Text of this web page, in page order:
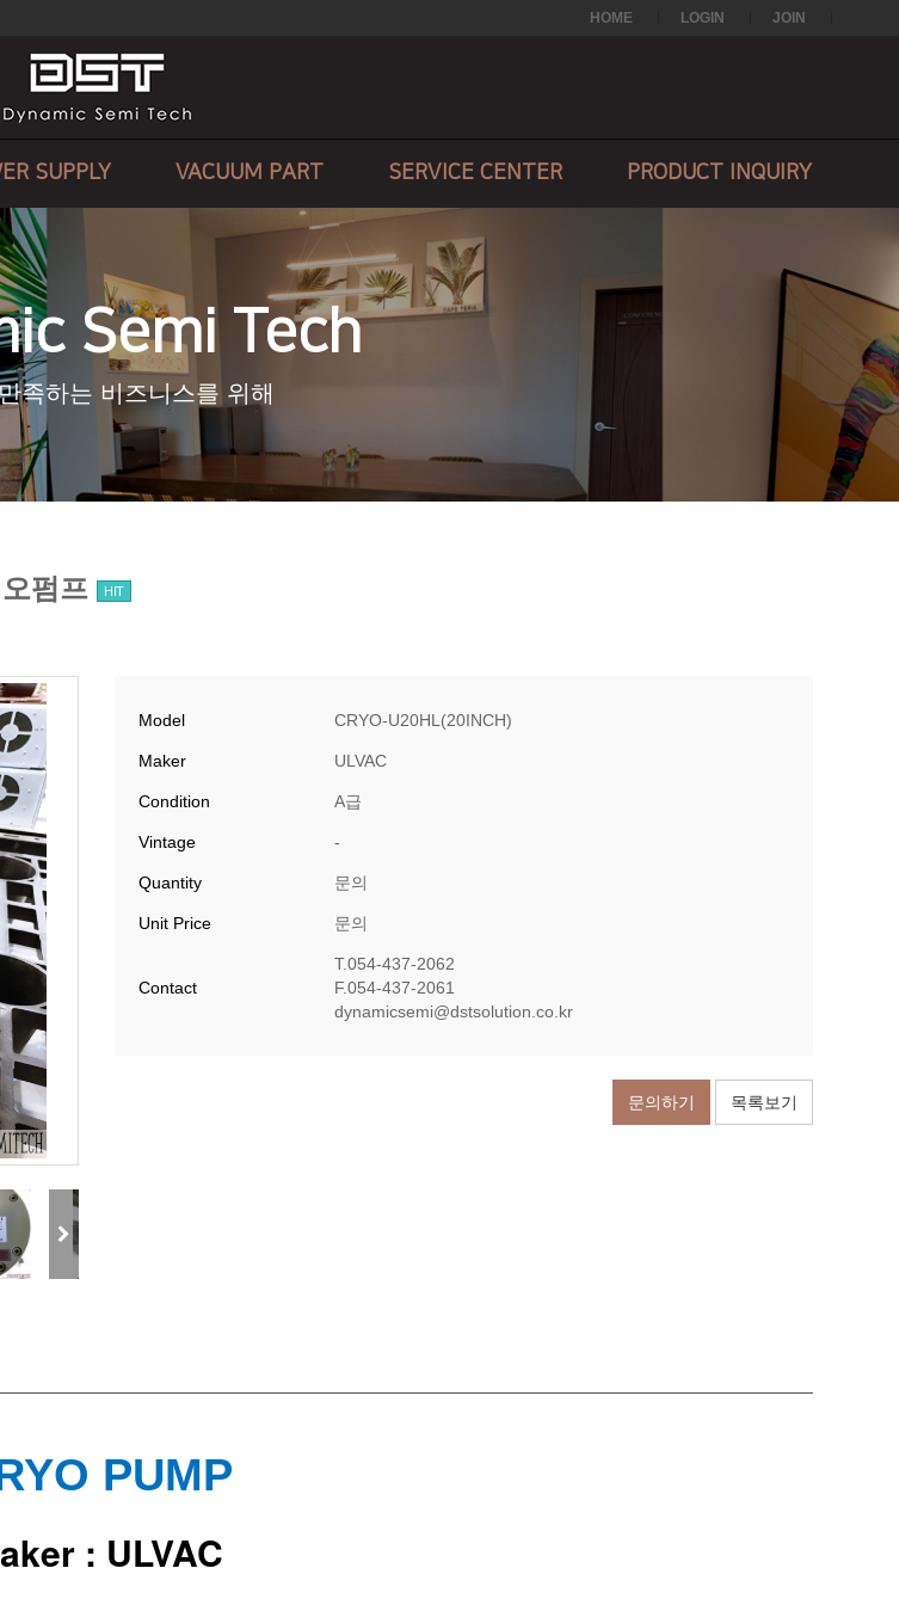
HOME LOGIN JOIN
SUPPLY VACUUM PART SERVICE CENTER PRODUCT INQUIRY
Semi Tech
족하는 비즈니스를 위해
펌프 HIT
Model CRYO-U20HL(20INCH)
Maker ULVAC
Condition A급
Vintage -
Quantity 문의
Unit Price 문의
Contact
T.054-437-2062
F.054-437-2061
​dynamicsemi@dstsolution.co.kr
문의하기 목록보기
PUMP
: ULVAC